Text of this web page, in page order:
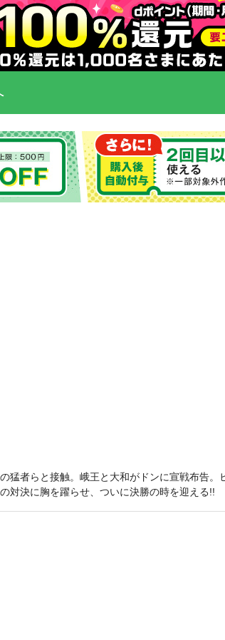
猛者らと接触。峨王と大和がドンに宣戦布告。
対決に胸を躍らせ、ついに決勝の時を迎える!!